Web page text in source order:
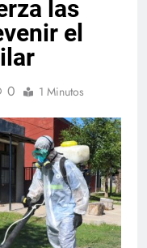
las
el
0 1 Minutos